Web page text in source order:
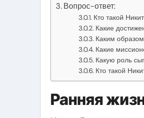
Вопрос-ответ:
Кто такой
Какие
Каким
Какие
Какую роль
Кто такой
Ранняя